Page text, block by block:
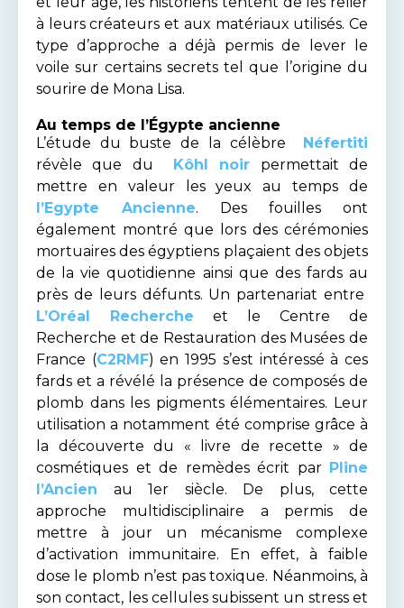
à leurs créateurs et aux matériaux utilisés. Ce
type d’approche a déjà permis de lever le
voile sur certains secrets tel que l’origine du
sourire de Mona Lisa.
Au temps de l’Égypte ancienne
L’étude du buste de la célèbre Néfertiti
révèle que du Kôhl noir permettait de
mettre en valeur les yeux au temps de
l’Egypte Ancienne. Des fouilles ont
également montré que lors des cérémonies
mortuaires des égyptiens plaçaient des objets
de la vie quotidienne ainsi que des fards au
près de leurs défunts. Un partenariat entre
L’Oréal Recherche et le Centre de
Recherche et de Restauration des Musées de
France (C2RMF) en 1995 s’est intéressé à ces
fards et a révélé la présence de composés de
plomb dans les pigments élémentaires. Leur
utilisation a notamment été comprise grâce à
la découverte du « livre de recette » de
cosmétiques et de remèdes écrit par Pline
l’Ancien au 1er siècle. De plus, cette
approche multidisciplinaire a permis de
mettre à jour un mécanisme complexe
d’activation immunitaire. En effet, à faible
dose le plomb n’est pas toxique. Néanmoins, à
son contact, les cellules subissent un stress et